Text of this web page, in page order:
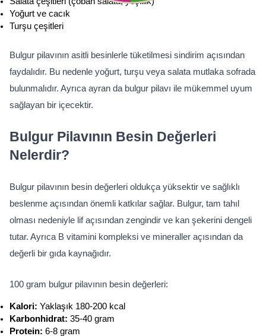
Yoğurt ve cacık
Turşu çeşitleri
Bulgur pilavının asitli besinlerle tüketilmesi sindirim açısından
faydalıdır. Bu nedenle yoğurt, turşu veya salata mutlaka sofrada
bulunmalıdır. Ayrıca ayran da bulgur pilavı ile mükemmel uyum
sağlayan bir içecektir.
Bulgur Pilavının Besin Değerleri
Nelerdir?
Bulgur pilavının besin değerleri oldukça yüksektir ve sağlıklı
beslenme açısından önemli katkılar sağlar. Bulgur, tam tahıl
olması nedeniyle lif açısından zengindir ve kan şekerini dengeli
tutar. Ayrıca B vitamini kompleksi ve mineraller açısından da
değerli bir gıda kaynağıdır.
100 gram bulgur pilavının besin değerleri:
Kalori: Yaklaşık 180-200 kcal
Karbonhidrat: 35-40 gram
Protein: 6-8 gram